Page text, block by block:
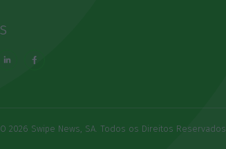
2026 Swipe News, SA. Todos os Direitos Reservados